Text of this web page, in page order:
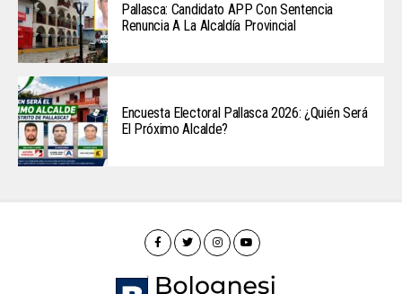
Pallasca: Candidato APP Con Sentencia
Renuncia A La Alcaldía Provincial
Encuesta Electoral Pallasca 2026: ¿Quién Será
El Próximo Alcalde?